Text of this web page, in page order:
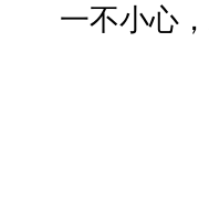
一不小心，